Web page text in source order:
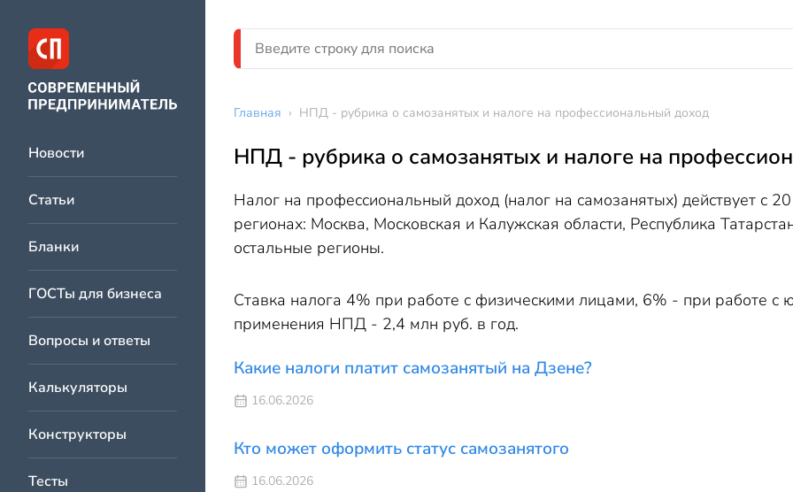
Новости
Статьи
Бланки
ГОСТы для бизнеса
Вопросы и ответы
Калькуляторы
Конструкторы
Тесты
Главная › НПД - рубрика о самозанятых и налоге на профессиональный доход
НПД - рубрика о самозанятых и налоге на
Налог на профессиональный доход (налог на самозанятых) действует с
регионах: Москва, Московская и Калужская области, Республика
остальные регионы.
Ставка налога 4% при работе с физическими лицами, 6% - при работе
применения НПД - 2,4 млн руб. в год.
Какие налоги платит самозанятый на Дзене?
16.06.2026
Кто может оформить статус самозанятого
16.06.2026